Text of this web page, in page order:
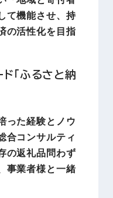
て機能させ、持
の活性化を目指
「ふるさと納
った経験とノウ
合コンサルティ
の返礼品問わず
事業者様と一緒